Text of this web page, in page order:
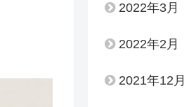
2022年3月
2022年2月
2021年12月